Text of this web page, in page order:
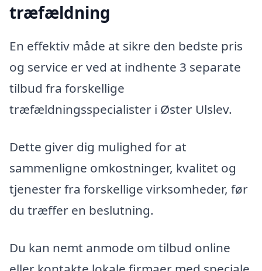
træfældning
En effektiv måde at sikre den bedste pris
og service er ved at indhente 3 separate
tilbud fra forskellige
træfældningsspecialister i Øster Ulslev.
Dette giver dig mulighed for at
sammenligne omkostninger, kvalitet og
tjenester fra forskellige virksomheder, før
du træffer en beslutning.
Du kan nemt anmode om tilbud online